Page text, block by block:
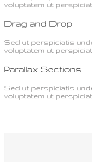
voluptatem ut
Drag and Drop
Sed ut perspiciatis
voluptatem ut
Parallax Sections
Sed ut perspiciatis
voluptatem ut